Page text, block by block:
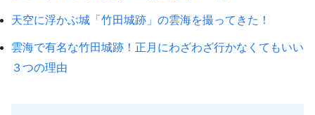
天空に浮かぶ城「竹田城跡」の雲海を撮ってきた！
雲海で有名な竹田城跡！正月にわざわざ行かなくてもいい
３つの理由